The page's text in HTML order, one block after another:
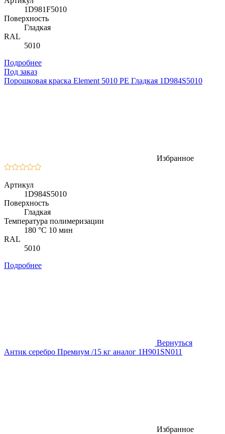
1D981F5010
Поверхность
Гладкая
RAL
5010
Подробнее
Под заказ
Порошковая краска Element 5010 PE Гладкая 1D984S5010
Избранное
Артикул
1D984S5010
Поверхность
Гладкая
Температура полимеризации
180 °C 10 мин
RAL
5010
Подробнее
Вернуться
Антик серебро Премиум /15 кг аналог 1H901SN011
Избранное